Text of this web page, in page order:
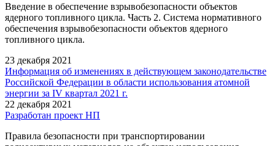
Введение в обеспечение взрывобезопасности объектов
ядерного топливного цикла. Часть 2. Система нормативного
обеспечения взрывобезопасности объектов ядерного
топливного цикла.
23 декабря 2021
Информация об изменениях в действующем законодательстве
Российской Федерации в области использования атомной
энергии за IV квартал 2021 г.
22 декабря 2021
Разработан проект НП
Правила безопасности при транспортировании